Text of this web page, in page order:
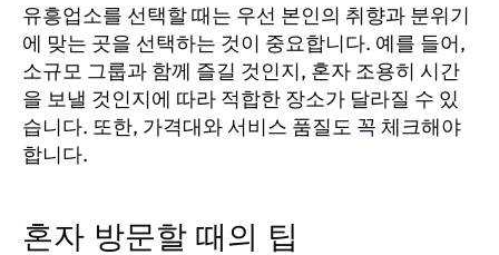
유흥업소를 선택할 때는 우선 본인의 취향과 분위기
에 맞는 곳을 선택하는 것이 중요합니다. 예를 들어,
소규모 그룹과 함께 즐길 것인지, 혼자 조용히 시간
을 보낼 것인지에 따라 적합한 장소가 달라질 수 있
습니다. 또한, 가격대와 서비스 품질도 꼭 체크해야
합니다.
혼자 방문할 때의 팁